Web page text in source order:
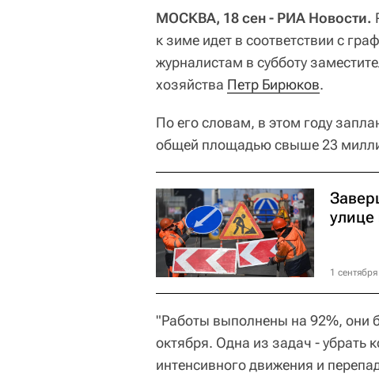
МОСКВА, 18 сен - РИА Новости.
к зиме идет в соответствии с
журналистам в субботу
хозяйства Петр Бирюков.
По его словам, в этом году
общей площадью свыше 23
1
"Работы выполнены на 92%, они
октября. Одна из задач - убрать
интенсивного движения и